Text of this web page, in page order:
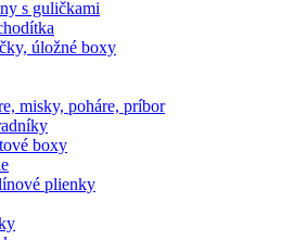
s guličkami
úložné boxy
misky, poháre, príbor
boxy
plienky